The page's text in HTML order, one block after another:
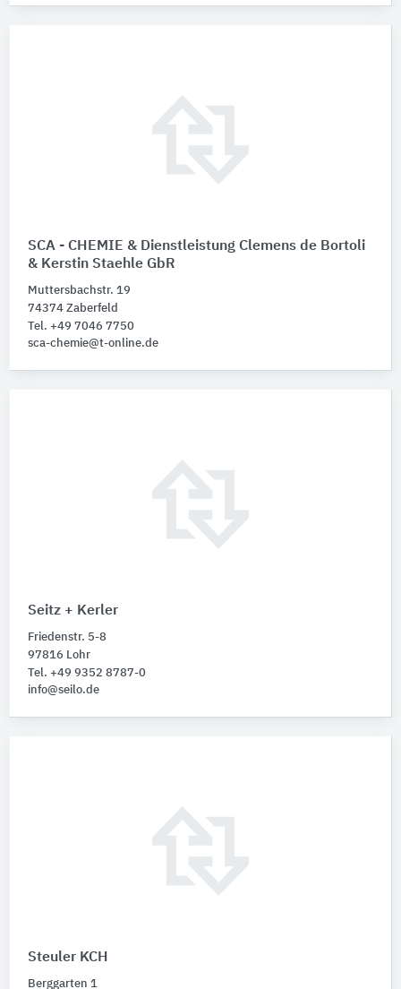
SCA - CHEMIE & Dienstleistung Clemens de Bortoli
& Kerstin Staehle GbR
Muttersbachstr. 19
74374 Zaberfeld
Tel. +49 7046 7750
sca-chemie@t-online.de
Seitz + Kerler
Friedenstr. 5-8
97816 Lohr
Tel. +49 9352 8787-0
info@seilo.de
Steuler KCH
Berggarten 1